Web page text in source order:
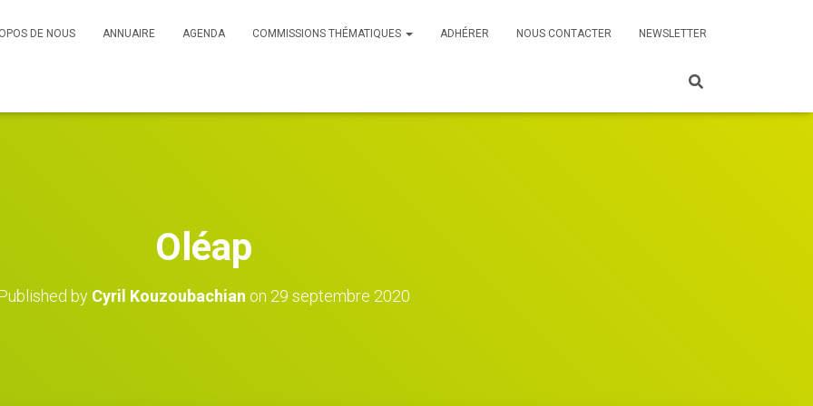
DE NOUS ANNUAIRE AGENDA COMMISSIONS THÉMATIQUES ADHÉRER NOUS CONTACTER NEWSLETTER
Oléap
by Cyril Kouzoubachian on 29 septembre 2020